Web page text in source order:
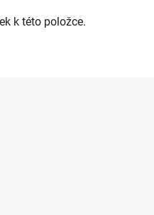
k této položce.